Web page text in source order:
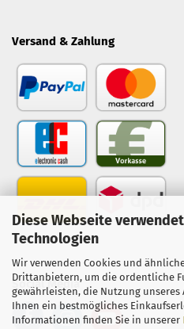
Diese Webseite
Technologien
Wir verwenden Cookies und
Drittanbietern, um die ordentliche
gewährleisten, die Nutzung unseres
Ihnen ein bestmögliches
Informationen finden Sie in unserer
Versand & Zahlung
Social Media